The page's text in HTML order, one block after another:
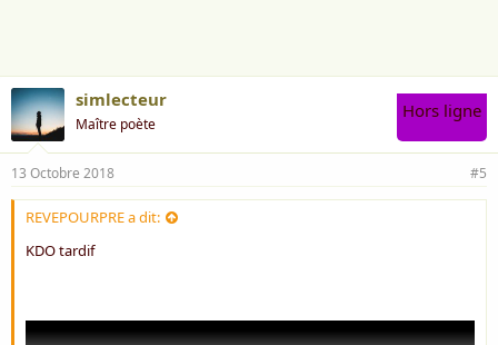
simlecteur
Maître poète
Hors ligne
13 Octobre 2018 #5
REVEPOURPRE a dit:
KDO tardif